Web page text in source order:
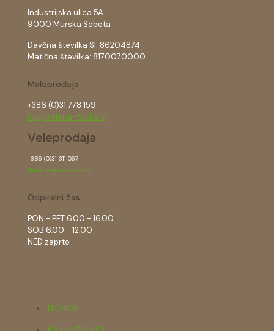
Industrijska ulica 5A
9000 Murska Sobota
Davčna številka SI: 86204874
Matična številka: 8170070000
Maloprodaja
+386 (0)31 778 159
ms@zelena-tocka.si
Veleprodaja
+386 (0)31 311 067
info@zelena-tocka.si
Odpiralni čas
PON - PET 6.00 - 16.00
SOB 6.00 - 12.00
NED zaprto
DOMOV